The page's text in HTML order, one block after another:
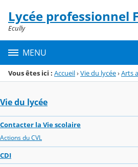
Menu de la rubrique
Contenu
Lycée professionnel
Ecully
MENU
Vous êtes ici : Accueil›Vie du lycée›Arts
Vie du lycée
Contacter la Vie scolaire
Actions du CVL
CDI